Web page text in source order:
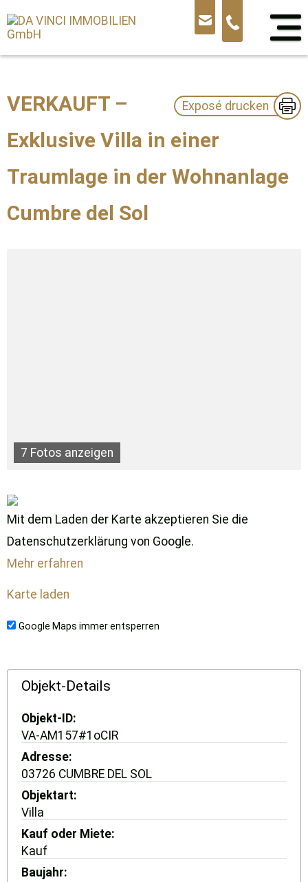
zum
Inhalt
Exposé drucken
VERKAUFT –
Exklusive Villa in einer
Traumlage in der Wohnanlage
Cumbre del Sol
7 Fotos anzeigen
Mit dem Laden der Karte akzeptieren Sie die
Datenschutzerklärung von Google.
Mehr erfahren
Karte laden
Google Maps immer entsperren
Objekt-Details
Objekt-ID
VA-AM157#1oCIR
Adresse
03726 CUMBRE DEL SOL
Objektart
Villa
Kauf oder Miete
Kauf
Baujahr